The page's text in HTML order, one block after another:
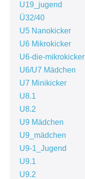
U19_jugend
Ü32/40
U5 Nanokicker
U6 Mikrokicker
U6-die-mikrokicker
U6/U7 Mädchen
U7 Minikicker
U8.1
U8.2
U9 Mädchen
U9_mädchen
U9-1_Jugend
U9.1
U9.2